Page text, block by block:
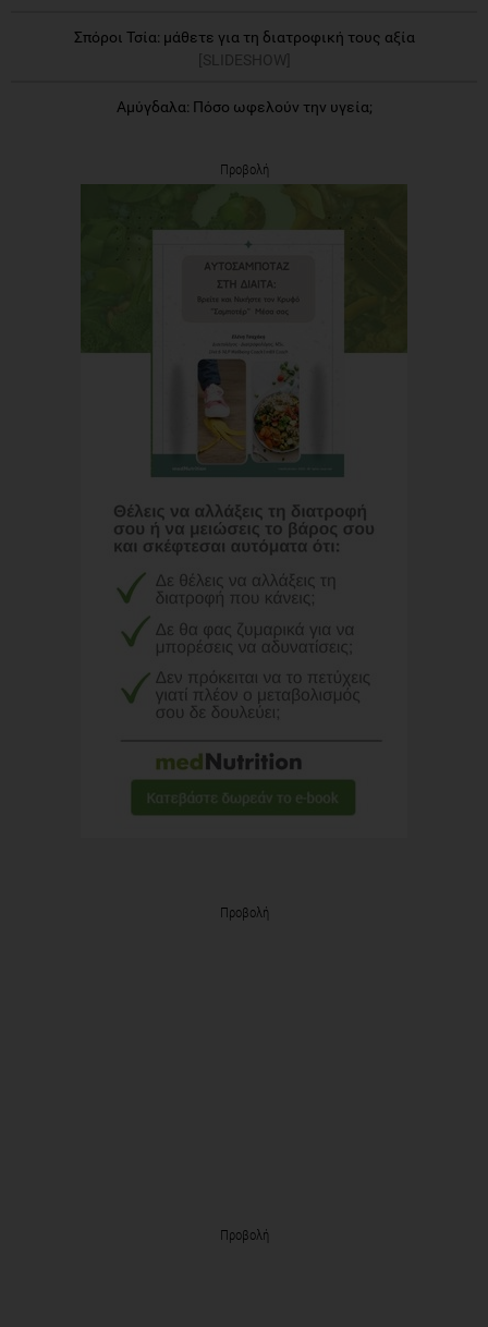
Σπόροι Τσία: μάθετε για τη διατροφική τους αξία
[SLIDESHOW]
Αμύγδαλα: Πόσο ωφελούν την υγεία;
Προβολή
Προβολή
Προβολή